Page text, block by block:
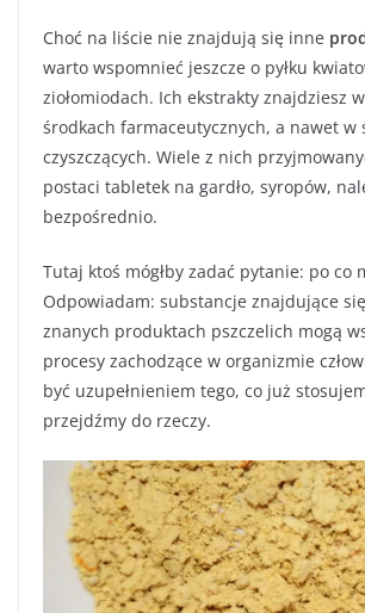
Choć na liście nie znajdują się inne
warto wspomnieć jeszcze o pyłku
ziołomiodach. Ich ekstrakty znajdziesz
środkach farmaceutycznych, a nawet w
czyszczących. Wiele z nich
postaci tabletek na gardło, syropów,
bezpośrednio.
Tutaj ktoś mógłby zadać pytanie: po co
Odpowiadam: substancje znajdujące
znanych produktach pszczelich mogą
procesy zachodzące w organizmie
być uzupełnieniem tego, co już
przejdźmy do rzeczy.